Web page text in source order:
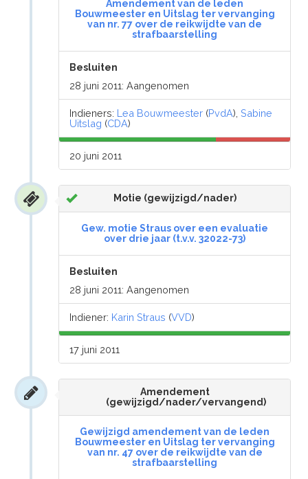
Amendement van de leden
Bouwmeester en Uitslag ter vervanging
van nr. 77 over de reikwijdte van de
strafbaarstelling
Besluiten
28 juni 2011: Aangenomen
Indieners: Lea Bouwmeester (PvdA),Sabine
Uitslag (CDA)
20 juni 2011
Motie (gewijzigd/nader)
Gew. motie Straus over een evaluatie
over drie jaar (t.v.v. 32022-73)
Besluiten
28 juni 2011: Aangenomen
Indiener: Karin Straus (VVD)
17 juni 2011
Amendement
(gewijzigd/nader/vervangend)
Gewijzigd amendement van de leden
Bouwmeester en Uitslag ter vervanging
van nr. 47 over de reikwijdte van de
strafbaarstelling